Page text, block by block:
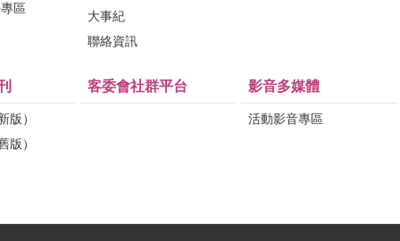
區
大事紀
聯絡資訊
版）
版）
客委會社群平台 影音多媒體
活動影音專區